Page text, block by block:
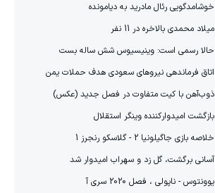
خوشامدگویی رئال مادرید به دیامونده
میلاد محمدی بالاخره در 11 نفر
حالا رسمی است: وینیسیوس شش ساله بست
اتاق فرماندهی نیروهای سعودی هدف حملات یمن
ذوب‌آهن با کیت متفاوت در فصل جدید (عکس)
بازگشت امیدوارکننده وینگر استقلال
خلاصه بازی جاگیلونیا 2 - گلاسکو رنجرز 1
آسانی برگشت، گل زد و سهراب امیدوار شد
یوونتوس - ناپولی ، فصل 2020 سری آ